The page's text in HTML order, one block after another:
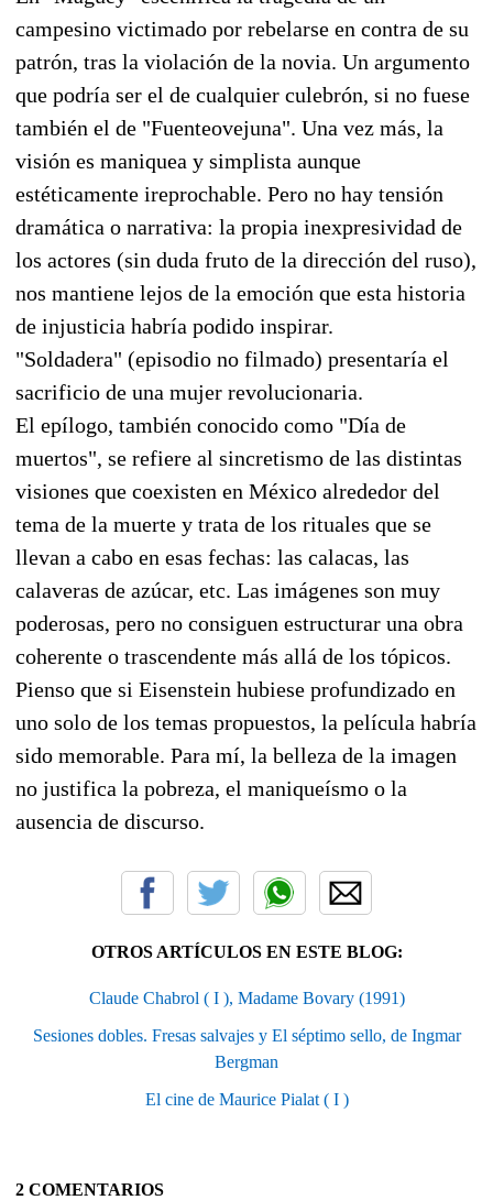
campesino victimado por rebelarse en contra de su
patrón, tras la violación de la novia. Un argumento
que podría ser el de cualquier culebrón, si no fuese
también el de "Fuenteovejuna". Una vez más, la
visión es maniquea y simplista aunque
estéticamente ireprochable. Pero no hay tensión
dramática o narrativa: la propia inexpresividad de
los actores (sin duda fruto de la dirección del ruso),
nos mantiene lejos de la emoción que esta historia
de injusticia habría podido inspirar.
"Soldadera" (episodio no filmado) presentaría el
sacrificio de una mujer revolucionaria.
El epílogo, también conocido como "Día de
muertos", se refiere al sincretismo de las distintas
visiones que coexisten en México alrededor del
tema de la muerte y trata de los rituales que se
llevan a cabo en esas fechas: las calacas, las
calaveras de azúcar, etc. Las imágenes son muy
poderosas, pero no consiguen estructurar una obra
coherente o trascendente más allá de los tópicos.
Pienso que si Eisenstein hubiese profundizado en
uno solo de los temas propuestos, la película habría
sido memorable. Para mí, la belleza de la imagen
no justifica la pobreza, el maniqueísmo o la
ausencia de discurso.
OTROS ARTÍCULOS EN ESTE BLOG:
Claude Chabrol ( I ), Madame Bovary (1991)
Sesiones dobles. Fresas salvajes y El séptimo sello, de Ingmar
Bergman
El cine de Maurice Pialat ( I )
2 COMENTARIOS